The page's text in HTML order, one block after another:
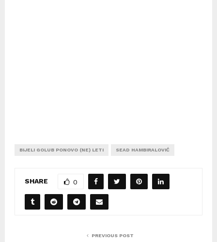
BIJELI GOLUB PONOVO (NE) LETI SEAD HAMBIRALOVIĆ
SHARE 0
PREVIOUS POST